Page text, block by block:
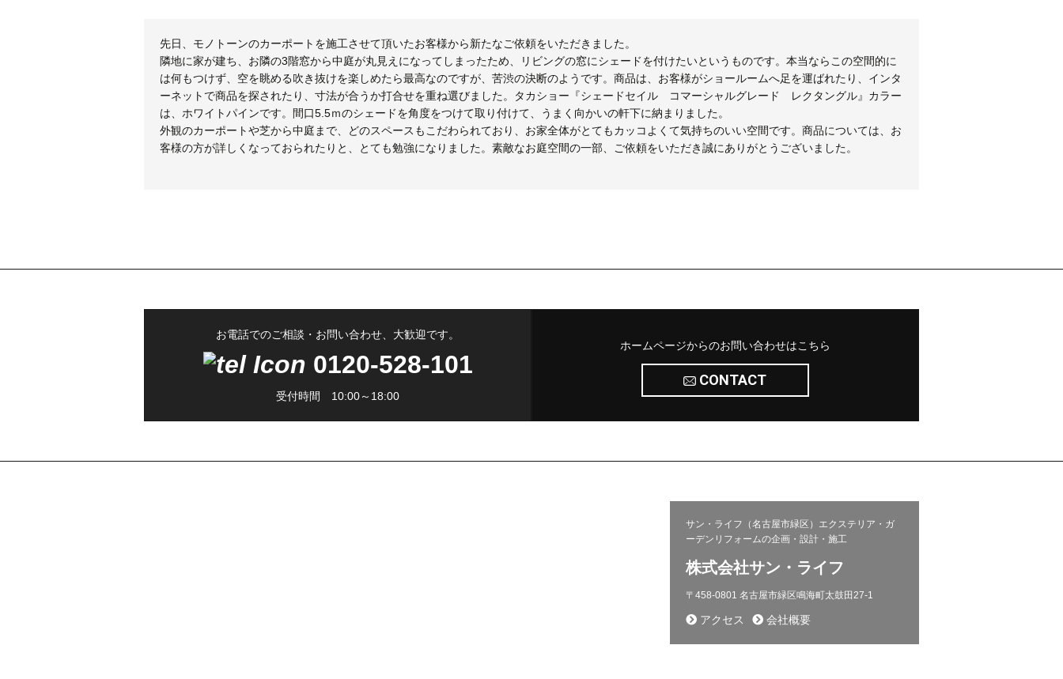
先日、モノトーンのカーポートを施工させて頂いたお客様から新たなご依頼をいただきました。
隣地に家が建ち、お隣の3階窓から中庭が丸見えになってしまったため、リビングの窓にシェードを付けたいというものです。本当ならこの空間的に
は何もつけず、空を眺める吹き抜けを楽しめたら最高なのですが、苦渋の決断のようです。商品は、お客様がショールームへ足を運ばれたり、インタ
ーネットで商品を探されたり、寸法が合うか打合せを重ね選びました。タカショー『シェードセイル コマーシャルグレード レクタングル』カラー
は、ホワイトパインです。間口5.5ｍのシェードを角度をつけて取り付けて、うまく向かいの軒下に納まりました。
外観のカーポートや芝から中庭まで、どのスペースもこだわられており、お家全体がとてもカッコよくて気持ちのいい空間です。商品については、お
客様の方が詳しくなっておられたりと、とても勉強になりました。素敵なお庭空間の一部、ご依頼をいただき誠にありがとうございました。
お電話でのご相談・お問い合わせ、大歓迎です。
0120-528-101
受付時間 10:00～18:00
ホームページからのお問い合わせはこちら
CONTACT
サン・ライフ（名古屋市緑区）エクステリア・ガ
ーデンリフォームの企画・設計・施工
株式会社サン・ライフ
〒458-0801 名古屋市緑区鳴海町太鼓田27-1
アクセス 会社概要